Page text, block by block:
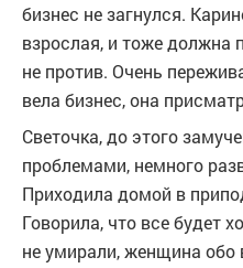
бизнес не загнулся.
взрослая, и тоже должна
не против. Очень
вела бизнес, она
Светочка, до этого
проблемами, немного
Приходила домой в
Говорила, что все будет
не умирали, женщина обо